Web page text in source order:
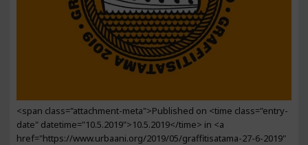
<span class="attachment-meta">Published on <time class="entry-
date" datetime="10.5.2019">10.5.2019</time> in <a
href="https://www.urbaani.org/2019/05/graffitisatama-27-6-2019"